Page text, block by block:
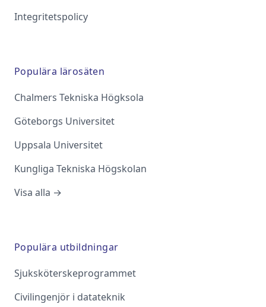
Integritetspolicy
Populära lärosäten
Chalmers Tekniska Högksola
Göteborgs Universitet
Uppsala Universitet
Kungliga Tekniska Högskolan
Visa alla →
Populära utbildningar
Sjuksköterskeprogrammet
Civilingenjör i datateknik